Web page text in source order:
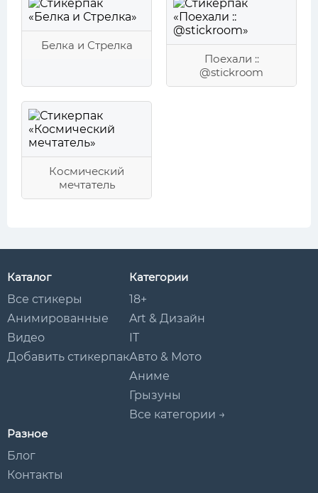
Белка и Стрелка
Поехали ::
@stickroom
Космический
мечтатель
Каталог
Все стикеры
Анимированные
Видео
Добавить стикерпак
Категории
18+
Art & Дизайн
IT
Авто & Мото
Аниме
Грызуны
Все категории →
Разное
Блог
Контакты